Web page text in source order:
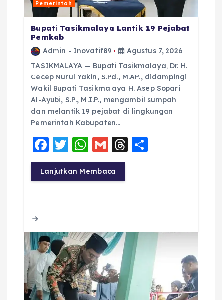
Pemerintah
Bupati Tasikmalaya Lantik 19 Pejabat
Pemkab
Admin - Inovatif89
Agustus 7, 2026
TASIKMALAYA — Bupati Tasikmalaya, Dr. H.
Cecep Nurul Yakin, S.Pd., M.AP., didampingi
Wakil Bupati Tasikmalaya H. Asep Sopari
Al-Ayubi, S.P., M.I.P., mengambil sumpah
dan melantik 19 pejabat di lingkungan
Pemerintah Kabupaten…
F
a
c
e
o
k
T
w
it
te
W
h
a
ts
p
G
m
ai
l
T
a re
Lanjutkan Membaca